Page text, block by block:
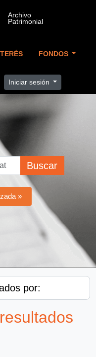
FONDOS
Iniciar sesión
Buscar
»
por: